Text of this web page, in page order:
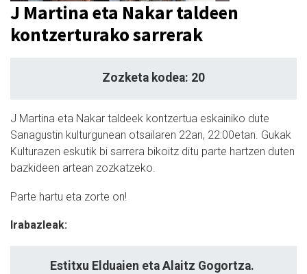
J Martina eta Nakar taldeen
kontzerturako sarrerak
Zozketa kodea: 20
J Martina eta Nakar taldeek kontzertua eskainiko dute
Sanagustin kulturgunean otsailaren 22an, 22:00etan. Gukak
Kulturazen eskutik bi sarrera bikoitz ditu parte hartzen duten
bazkideen artean zozkatzeko.
Parte hartu eta zorte on!
Irabazleak:
Estitxu Elduaien eta Alaitz Gogortza.